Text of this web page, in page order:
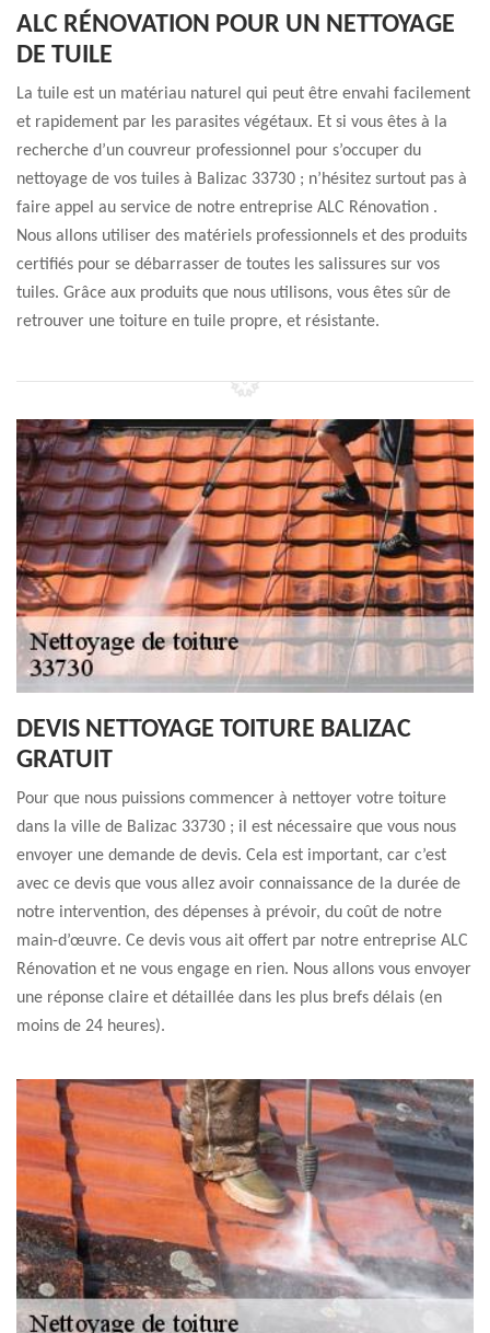
ALC RÉNOVATION POUR UN NETTOYAGE
DE TUILE
La tuile est un matériau naturel qui peut être envahi facilement
et rapidement par les parasites végétaux. Et si vous êtes à la
recherche d’un couvreur professionnel pour s’occuper du
nettoyage de vos tuiles à Balizac 33730 ; n’hésitez surtout pas à
faire appel au service de notre entreprise ALC Rénovation .
Nous allons utiliser des matériels professionnels et des produits
certifiés pour se débarrasser de toutes les salissures sur vos
tuiles. Grâce aux produits que nous utilisons, vous êtes sûr de
retrouver une toiture en tuile propre, et résistante.
DEVIS NETTOYAGE TOITURE BALIZAC
GRATUIT
Pour que nous puissions commencer à nettoyer votre toiture
dans la ville de Balizac 33730 ; il est nécessaire que vous nous
envoyer une demande de devis. Cela est important, car c’est
avec ce devis que vous allez avoir connaissance de la durée de
notre intervention, des dépenses à prévoir, du coût de notre
main-d’œuvre. Ce devis vous ait offert par notre entreprise ALC
Rénovation et ne vous engage en rien. Nous allons vous envoyer
une réponse claire et détaillée dans les plus brefs délais (en
moins de 24 heures).